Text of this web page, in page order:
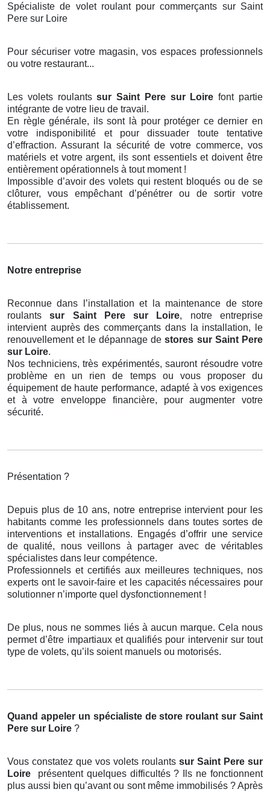
Spécialiste de volet roulant pour commerçants sur Saint
Pere sur Loire
Pour sécuriser votre magasin, vos espaces professionnels
ou votre restaurant...
Les volets roulantssur Saint Pere sur Loirefont partie
intégrante de votre lieu de travail.
En règle générale, ils sont là pour protéger ce dernier en
votre indisponibilité et pour dissuader toute tentative
d’effraction. Assurant la sécurité de votre commerce, vos
matériels et votre argent, ils sont essentiels et doivent être
entièrement opérationnels à tout moment !
Impossible d’avoir des volets qui restent bloqués ou de se
clôturer, vous empêchant d’pénétrer ou de sortir votre
établissement.
Notre entreprise
Reconnue dans l’installation et la maintenance de store
roulantssur Saint Pere sur Loire, notre entreprise
intervient auprès des commerçants dans la installation, le
renouvellement et le dépannage destores sur Saint Pere
sur Loire.
Nos techniciens, très expérimentés, sauront résoudre votre
problème en un rien de temps ou vous proposer du
équipement de haute performance, adapté à vos exigences
et à votre enveloppe financière, pour augmenter votre
sécurité.
Présentation ?
Depuis plus de 10 ans, notre entreprise intervient pour les
habitants comme les professionnels dans toutes sortes de
interventions et installations. Engagés d’offrir une service
de qualité, nous veillons à partager avec de véritables
spécialistes dans leur compétence.
Professionnels et certifiés aux meilleures techniques, nos
experts ont le savoir-faire et les capacités nécessaires pour
solutionner n’importe quel dysfonctionnement !
De plus, nous ne sommes liés à aucun marque. Cela nous
permet d’être impartiaux et qualifiés pour intervenir sur tout
type de volets, qu’ils soient manuels ou motorisés.
Quand appeler un spécialiste de store roulant sur Saint
Pere sur Loire ?
Vous constatez que vos volets roulants sur Saint Pere sur
Loire
présentent quelques difficultés ? Ils ne fonctionnent
plus aussi bien qu’avant ou sont même immobilisés ? Après